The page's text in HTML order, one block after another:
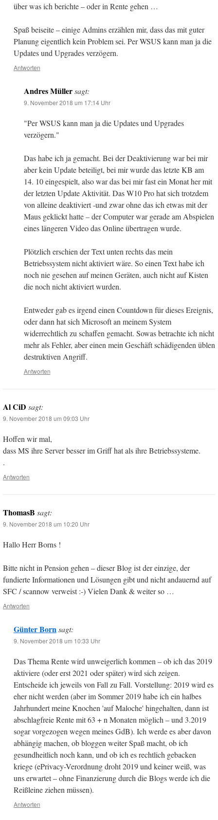
über was ich berichte – oder in Rente gehen …
Spaß beiseite – einige Admins erzählen mir, dass das mit guter
Planung eigentlich kein Problem sei. Per WSUS kann man ja die
Updates und Upgrades verzögern.
Antworten
Andres Müller sagt:
9. November 2018 um 17:14 Uhr
"Per WSUS kann man ja die Updates und Upgrades
verzögern."
Das habe ich ja gemacht. Bei der Deaktivierung war bei mir
aber kein Update beteiligt, bei mir wurde das letzte KB am
14. 10 eingespielt, also war das bei mir fast ein Monat her mit
der letzten Update Aktivität. Das W10 Pro hat sich trotzdem
von alleine deaktiviert -und zwar ohne das ich etwas mit der
Maus geklickt hatte – der Computer war gerade am Abspielen
eines längeren Video das Online übertragen wurde.
Plötzlich erschien der Text unten rechts das mein
Betriebssystem nicht aktiviert wäre. So einen Text habe ich
noch nie gesehen auf meinen Geräten, auch nicht auf Kisten
die noch nicht aktiviert wurden.
Entweder gab es irgend einen Countdown für dieses Ereignis,
oder dann hat sich Microsoft an meinem System
widerrechtlich zu schaffen gemacht. Sowas betrachte ich nicht
mehr als Fehler, aber einen mein Geschäft schädigenden üblen
destruktiven Angriff.
Antworten
Al CiD sagt:
9. November 2018 um 09:03 Uhr
Hoffen wir mal,
dass MS ihre Server besser im Griff hat als ihre Betriebssysteme.
.
Antworten
ThomasB sagt:
9. November 2018 um 10:20 Uhr
Hallo Herr Borns !
Bitte nicht in Pension gehen – dieser Blog ist der einzige, der
fundierte Informationen und Lösungen gibt und nicht andauernd auf
SFC / scannow verweist :-) Vielen Dank & weiter so …
Antworten
Günter Born sagt:
9. November 2018 um 10:33 Uhr
Das Thema Rente wird unweigerlich kommen – ob ich das 2019
aktiviere (oder erst 2021 oder später) wird sich zeigen.
Entscheide ich jeweils von Fall zu Fall. Vorstellung: 2019 wird es
eher nicht werden (aber im Sommer 2019 habe ich ein halbes
Jahrhundert meine Knochen 'auf Maloche' hingehalten, dann ist
abschlagfreie Rente mit 63 + n Monaten möglich – und 3.2019
sogar vorgezogen wegen meines GdB). Ich werde es aber davon
abhängig machen, ob bloggen weiter Spaß macht, ob ich
gesundheitlich noch kann, und ob ich es rechtlich gebacken
kriege (ePrivacy-Verordnung droht 2019 und keiner weiß, was
uns erwartet – ohne Finanzierung durch die Blogs werde ich die
Reißleine ziehen müssen).
Antworten